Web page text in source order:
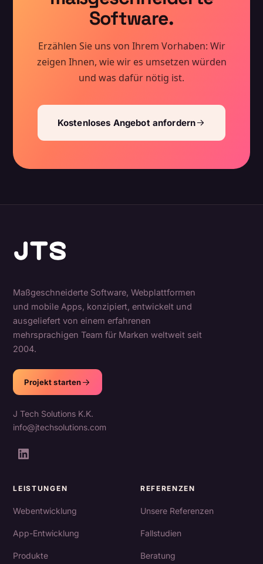
Software.
Erzählen Sie uns von Ihrem Vorhaben: Wir
zeigen Ihnen, wie wir es umsetzen würden
und was dafür nötig ist.
Kostenloses Angebot anfordern
Maßgeschneiderte Software, Webplattformen
und mobile Apps, konzipiert, entwickelt und
ausgeliefert von einem erfahrenen
mehrsprachigen Team für Marken weltweit seit
2004.
Projekt starten
J Tech Solutions K.K.
info@jtechsolutions.com
LEISTUNGEN
Webentwicklung
App-Entwicklung
Produkte
REFERENZEN
Unsere Referenzen
Fallstudien
Beratung